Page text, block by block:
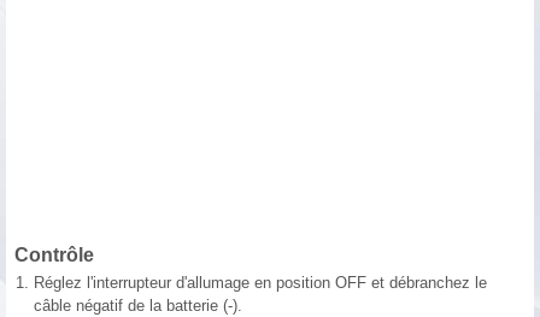
Contrôle
1. Réglez l'interrupteur d'allumage en position OFF et débranchez le
câble négatif de la batterie (-).